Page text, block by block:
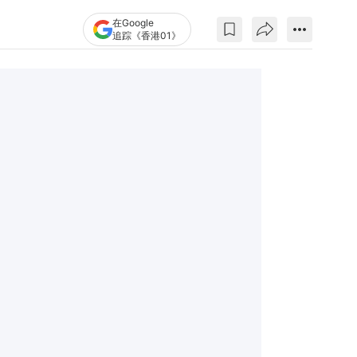
在Google
追踪《香港01》